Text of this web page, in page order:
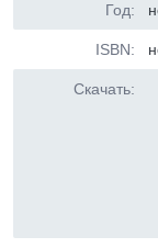
Год:
ISBN:
Скачать: